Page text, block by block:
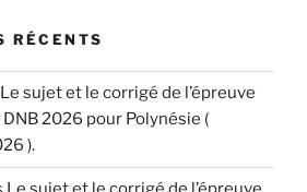
RÉCENTS
Le sujet et le corrigé de l’épreuve
2026 pour Polynésie (
).